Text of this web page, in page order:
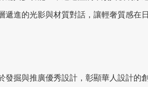
進的光影與材質對話，讓輕奢質感在
掘與推廣優秀設計，彰顯華人設計的